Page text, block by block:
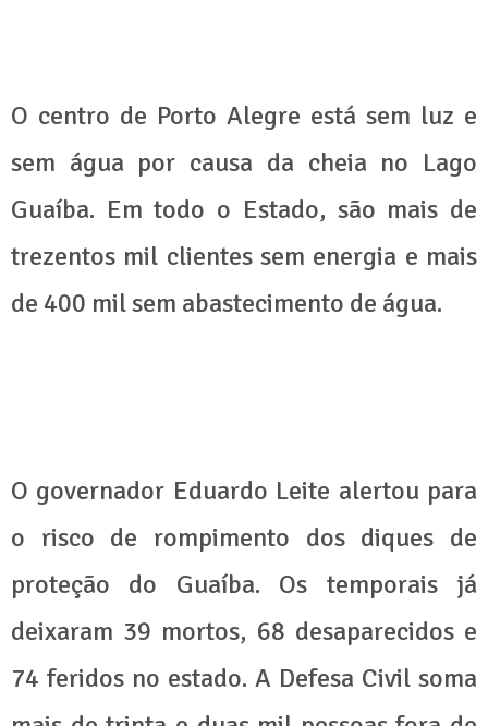
O centro de Porto Alegre está sem luz e
sem água por causa da cheia no Lago
Guaíba. Em todo o Estado, são mais de
trezentos mil clientes sem energia e mais
de 400 mil sem abastecimento de água.
O governador Eduardo Leite alertou para
o risco de rompimento dos diques de
proteção do Guaíba. Os temporais já
deixaram 39 mortos, 68 desaparecidos e
74 feridos no estado. A Defesa Civil soma